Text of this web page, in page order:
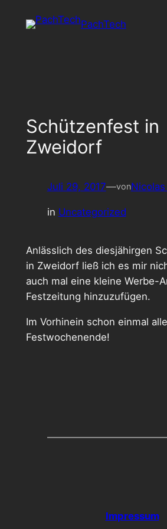
Inhalt
PachTech
Schützenfest in
Zweidorf
Juli 29, 2017—von
in Uncategorized
Anlässlich des diesjähirgen
in Zweidorf ließ ich es mir
auch mal eine kleine Werbe-
Festzeitung hinzuzufügen.
Im Vorhinein schon einmal
Festwochenende!
Impressum